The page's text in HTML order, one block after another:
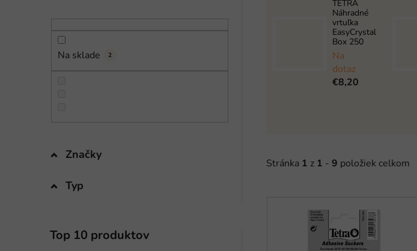
Na sklade 2
Značky
Typ
Top 10 produktov
TETRA
Náhradné
vrtuľka
EasyCrystal
Box 250
Na
dotaz
€8,20
Stránka 1 z 1 - 9 položiek celkom